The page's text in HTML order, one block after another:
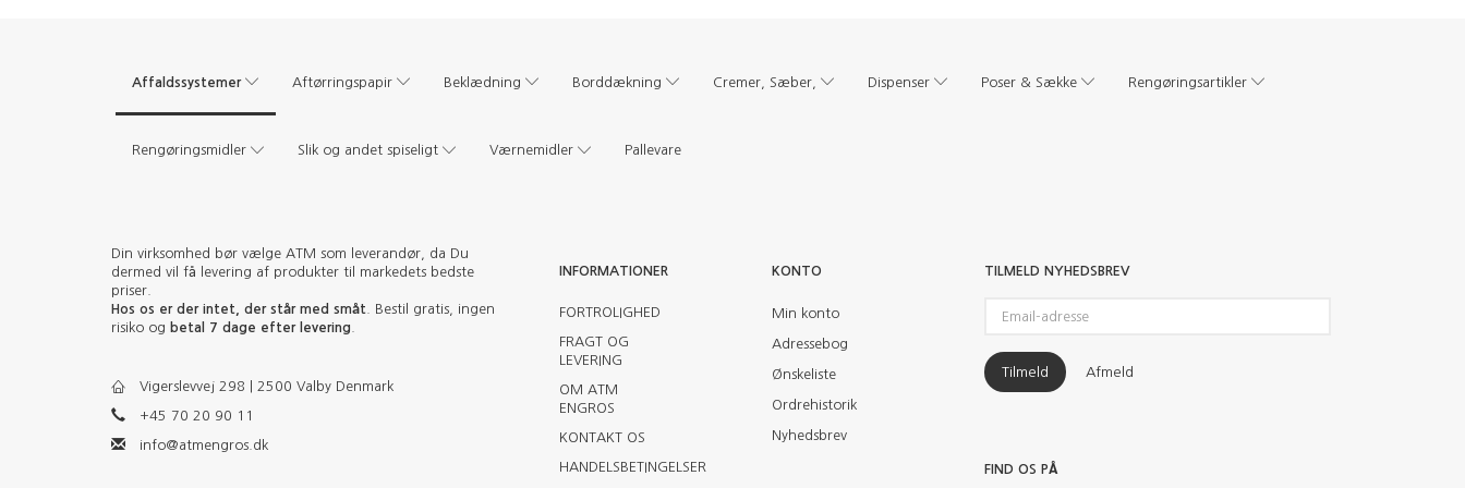
Affaldssystemer Aftørringspapir Beklædning Borddækning Cremer, Sæber, Dispenser Poser & Sække Rengøringsartikler
Rengøringsmidler Slik og andet spiseligt Værnemidler Pallevare
Din virksomhed bør vælge ATM som leverandør, da Du
dermed vil få levering af produkter til markedets bedste
priser.
Hos os er der intet, der står med småt . Bestil gratis, ingen
risiko og betal 7 dage efter levering
Vigerslevvej 298 | 2500 Valby Denmark
+45 70 20 90 11
info@atmengros.dk
INFORMATIONER
FORTROLIGHED
FRAGT OG
LEVERING
OM ATM
ENGROS
KONTAKT OS
HANDELSBETINGELSER
KONTO
Min konto
Adressebog
Ønskeliste
Ordrehistorik
Nyhedsbrev
TILMELD NYHEDSBREV
adresse
Tilmeld Afmeld
FIND OS PÅ